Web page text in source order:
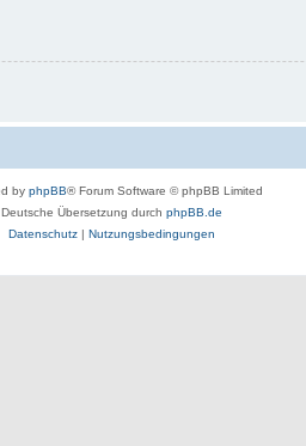
by phpBB® Forum Software © phpBB Limited
Deutsche Übersetzung durch phpBB.de
Datenschutz| Nutzungsbedingungen